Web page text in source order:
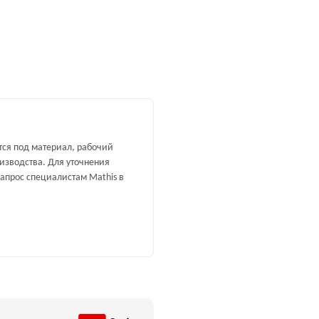
под материал, рабочий
Для уточнения
специалистам Mathis в